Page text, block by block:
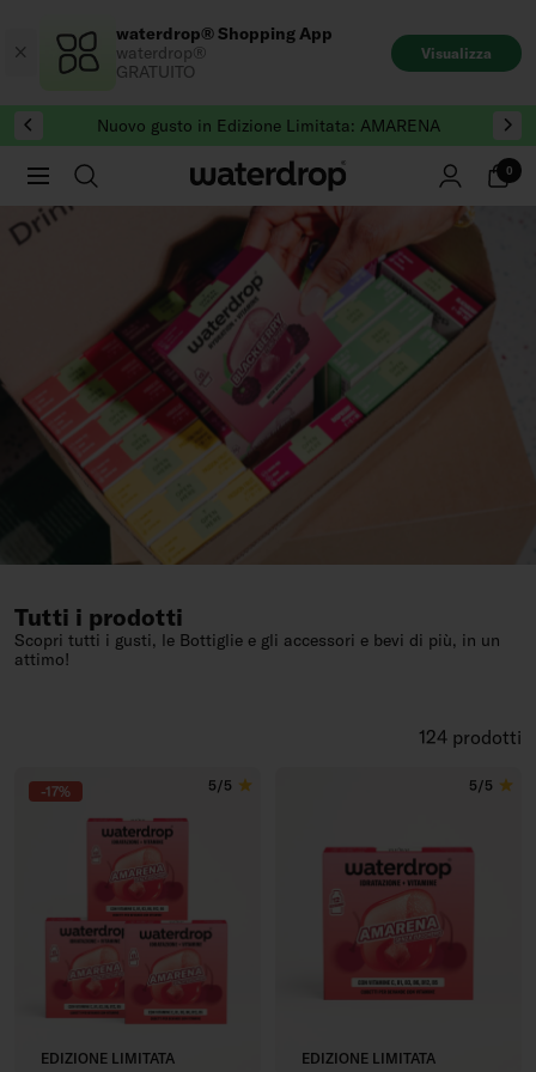
contenuto
waterdrop® Shopping App
waterdrop®
GRATUITO
Visualizza
Nuovo gusto in Edizione Limitata: AMARENA
0
Tutti i prodotti
Scopri tutti i gusti, le Bottiglie e gli accessori e bevi di più, in un
attimo!
124 prodotti
-17%
EDIZIONE LIMITATA
5/5
EDIZIONE LIMITATA
5/5